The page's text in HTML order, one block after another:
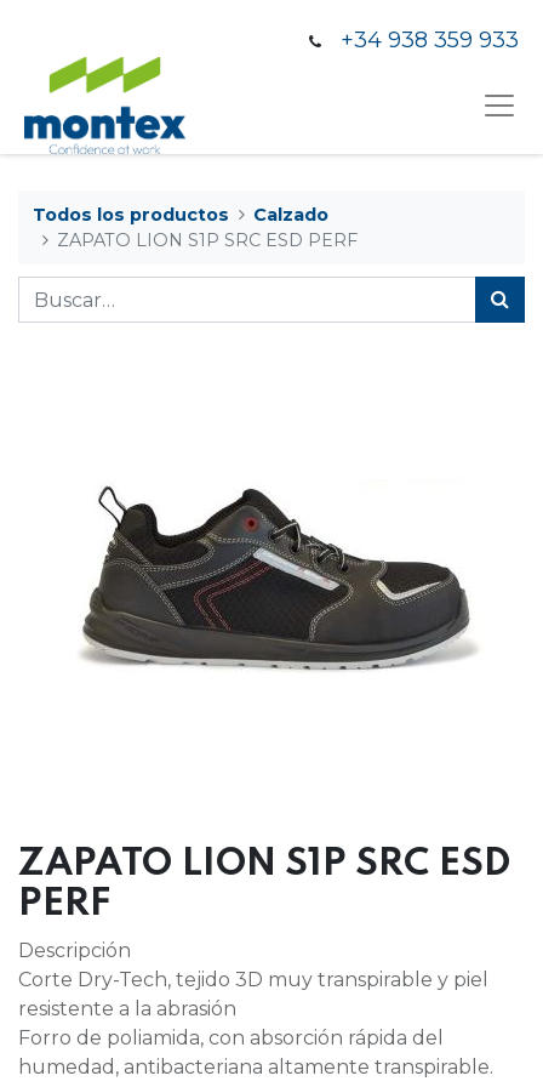
+34 938 359 933
Todos los productos
Calzado
ZAPATO LION S1P SRC ESD PERF
ZAPATO LION S1P SRC ESD
PERF
Descripción
Corte Dry-Tech, tejido 3D muy transpirable y piel
resistente a la abrasión
Forro de poliamida, con absorción rápida del
humedad, antibacteriana altamente transpirable.